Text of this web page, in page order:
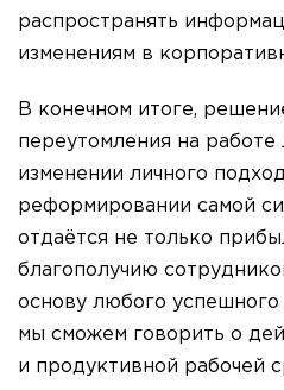
распространять
изменениям в
В конечном итоге,
переутомления на
изменении личного
реформировании самой
отдаётся не только
благополучию
основу любого успешного
мы сможем говорить о
и продуктивной рабочей